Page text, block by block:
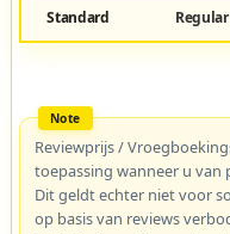
Standard
Reviewprijs /
toepassing wanneer u van
Dit geldt echter niet voor
op basis van reviews